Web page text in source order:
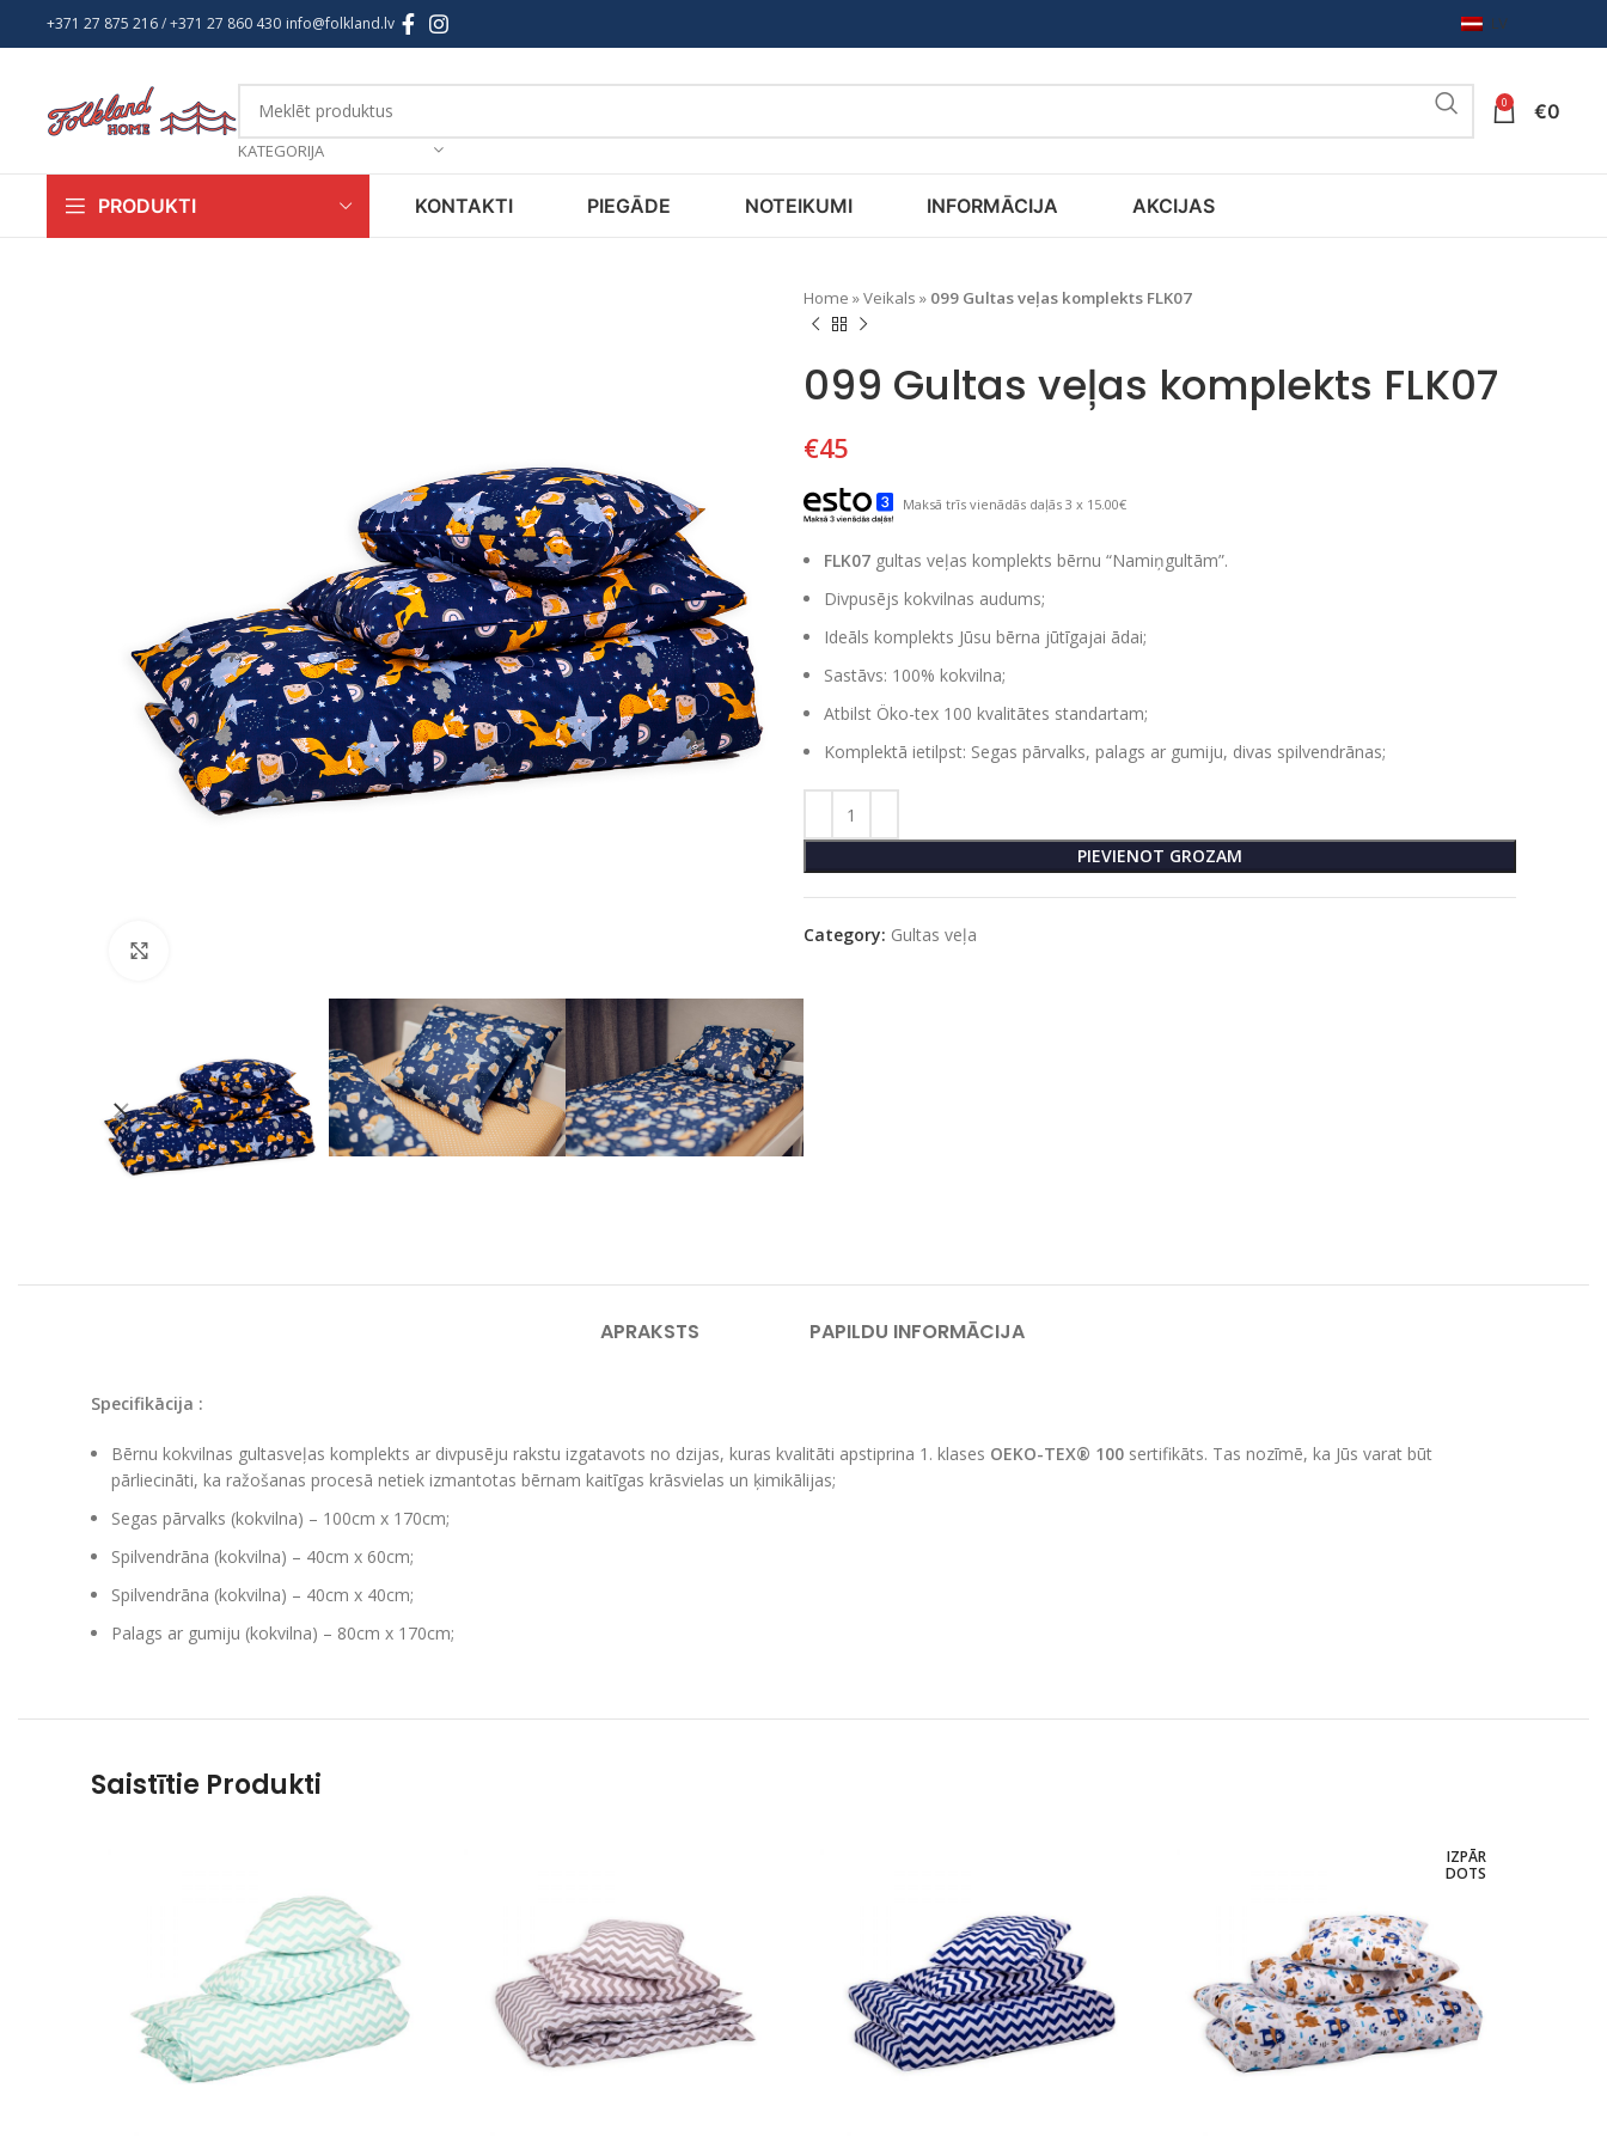
+371 27 875 216/ +371 27 860 430 info@folkland.lv LV
KATEGORIJA
0 €0
PRODUKTI KONTAKTI PIEGĀDE NOTEIKUMI INFORMĀCIJA AKCIJAS
Home »Veikals » 099 Gultas veļas komplekts FLK07
099 Gultas veļas komplekts FLK07
€45
Maksā trīs vienādās daļās 3 x 15.00€
FLK07 gultas veļas komplekts bērnu “Namiņgultām”.
Divpusējs kokvilnas audums;
Ideāls komplekts Jūsu bērna jūtīgajai ādai;
Sastāvs: 100% kokvilna;
Atbilst Öko-tex 100 kvalitātes standartam;
Komplektā ietilpst: Segas pārvalks, palags ar gumiju, divas spilvendrānas;
PIEVIENOT GROZAM
Category: Gultas veļa
APRAKSTS PAPILDU INFORMĀCIJA
Specifikācija :
Bērnu kokvilnas gultasveļas komplekts ar divpusēju rakstu izgatavots no dzijas, kuras kvalitāti apstiprina 1. klases OEKO-TEX® 100 sertifikāts. Tas nozīmē, ka Jūs varat būt
pārliecināti, ka ražošanas procesā netiek izmantotas bērnam kaitīgas krāsvielas un ķimikālijas;
Segas pārvalks (kokvilna) – 100cm x 170cm;
Spilvendrāna (kokvilna) – 40cm x 60cm;
Spilvendrāna (kokvilna) – 40cm x 40cm;
Palags ar gumiju (kokvilna) – 80cm x 170cm;
Saistītie Produkti
IZPĀR
DOTS